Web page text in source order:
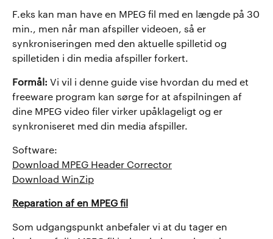
F.eks kan man have en MPEG fil med en længde på 30
min., men når man afspiller videoen, så er
synkroniseringen med den aktuelle spilletid og
spilletiden i din media afspiller forkert.
Formål: Vi vil i denne guide vise hvordan du med et
freeware program kan sørge for at afspilningen af
dine MPEG video filer virker upåklageligt og er
synkroniseret med din media afspiller.
Software:
Download MPEG Header Corrector
Download WinZip
Reparation af en MPEG fil
Som udgangspunkt anbefaler vi at du tager en